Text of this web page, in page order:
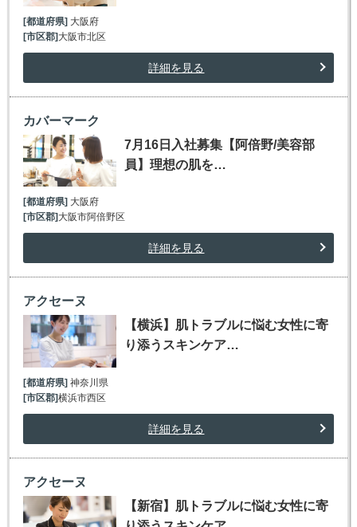
[都道府県]大阪府
[市区郡]大阪市北区
詳細を見る
カバーマーク
7月16日入社募集【阿倍野/美容部
員】理想の肌を…
[都道府県] 大阪府
[市区郡] 大阪市阿倍野区
詳細を見る
アクセーヌ
【横浜】肌トラブルに悩む女性に寄
り添うスキンケア…
[都道府県] 神奈川県
[市区郡]横浜市西区
詳細を見る
アクセーヌ
【新宿】肌トラブルに悩む女性に寄